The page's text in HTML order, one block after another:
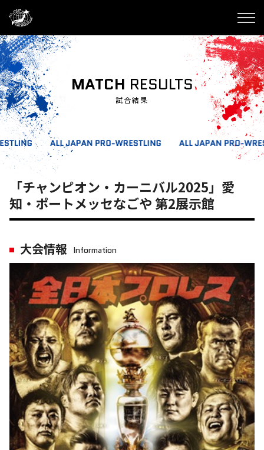
MATCH RESULTS
試合結果
「チャンピオン・カーニバル2025」愛
知・ポートメッセなごや 第2展示館
大会情報 Information